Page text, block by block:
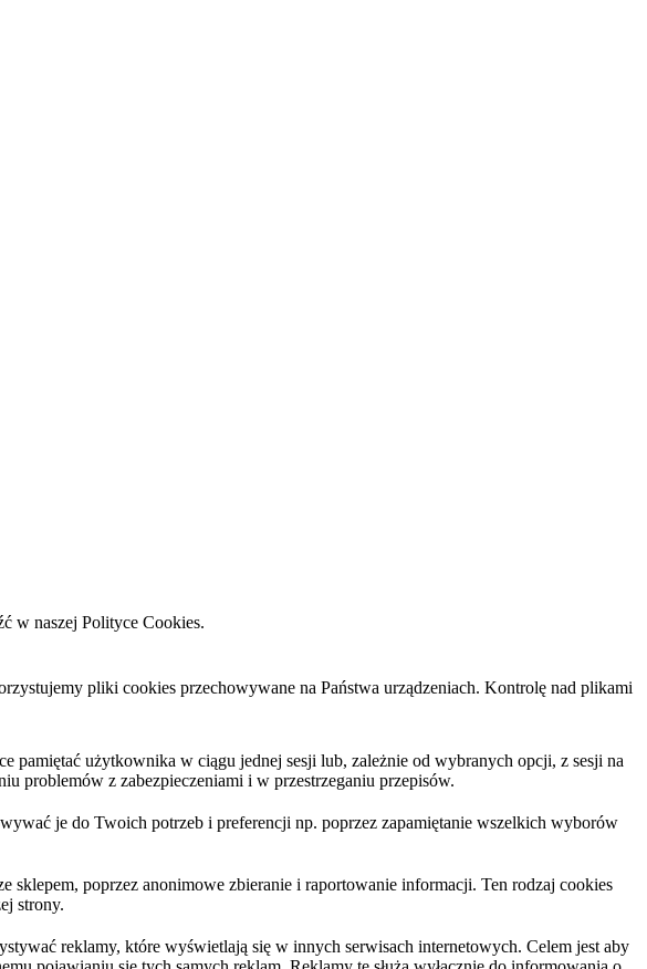
w naszej Polityce Cookies.
pliki cookies przechowywane na Państwa urządzeniach. Kontrolę nad plikami
pamiętać użytkownika w ciągu jednej sesji lub, zależnie od wybranych opcji, z sesji na
problemów z zabezpieczeniami i w przestrzeganiu przepisów.
je do Twoich potrzeb i preferencji np. poprzez zapamiętanie wszelkich wyborów
poprzez anonimowe zbieranie i raportowanie informacji. Ten rodzaj cookies
strony.
reklamy, które wyświetlają się w innych serwisach internetowych. Celem jest aby